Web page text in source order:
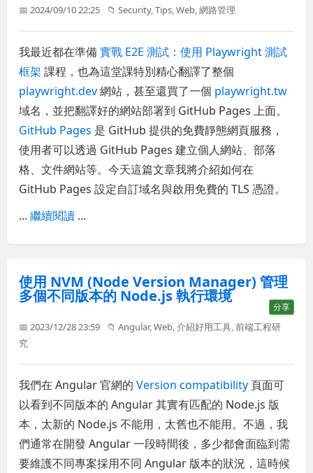
📅 2024/09/10 22:25 📁Security,Tips,Web,網路管理
我最近都在準備實戰 E2E 測試：使用 Playwright 測試
框架 課程，也為這堂課特別精心翻譯了整個
playwright.dev網站，甚至還買了一個 playwright.tw
域名，並把翻譯好的網站部署到 GitHub Pages 上面。
GitHub Pages 是 GitHub 提供的免費靜態網頁服務，
使用者可以透過 GitHub Pages 建立個人網站、部落
格、文件網站等。今天這篇文章我將介紹如何在
GitHub Pages 設定自訂域名與啟用免費的 TLS 憑證。
...繼續閱讀 ...
使用 NVM (Node Version Manager) 管理
多個不同版本的 Node.js 執行環境
分享
📅 2023/12/28 23:59 📁Angular,Web,介紹好用工具,前端工程研
究
我們在 Angular 官網的Version compatibility 頁面可
以看到不同版本的 Angular 其實有匹配的 Node.js 版
本，太新的 Node.js 不能用，太舊也不能用。不過，我
們通常在開發 Angular 一段時間後，多少都會面臨到需
要維護不同專案採用不同 Angular 版本的狀況，這時候